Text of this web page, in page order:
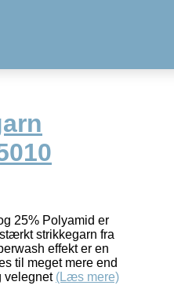
25% Polyamid er
strikkegarn fra
effekt er en
til meget mere end
velegnet (Læs mere)